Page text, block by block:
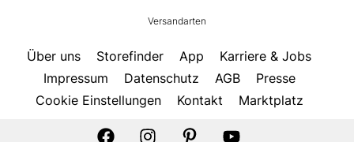
Versandarten
Über uns Storefinder App
Karriere & Jobs
Impressum
Datenschutz AGB
Presse
Cookie Einstellungen
Kontakt Marktplatz